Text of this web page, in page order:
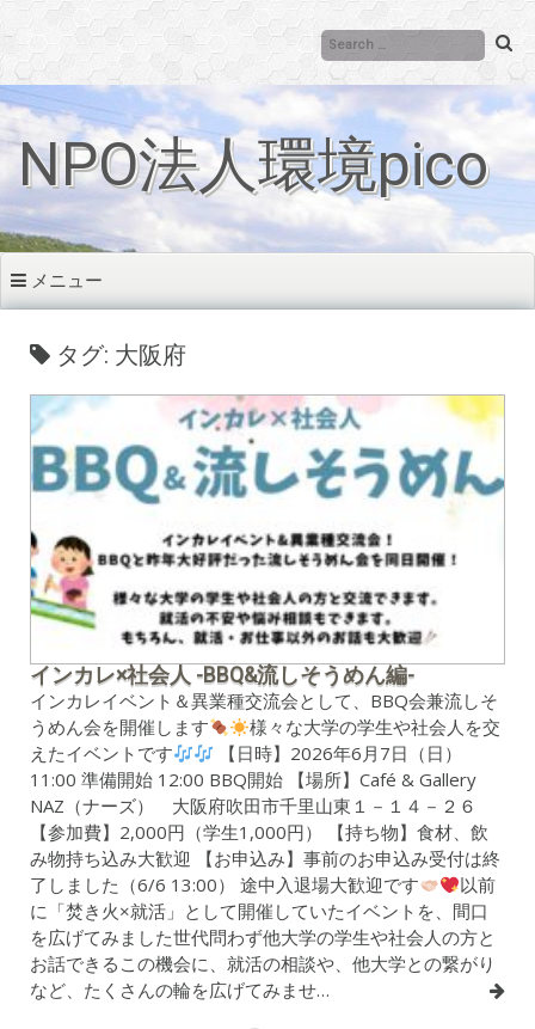
ン
ン
へNPO法人環境pico
メニュー
タグ: 大阪府
インカレ×社会人 -BBQ&流しそうめん編-
インカレイベント＆異業種交流会として、BBQ会兼流しそ
うめん会を開催します
様々な大学の学生や社会人を交
えたイベントです
【日時】2026年6月7日（日）
11:00 準備開始 12:00 BBQ開始 【場所】Café & Gallery
NAZ（ナーズ） 大阪府吹田市千里山東１－１４－２６
【参加費】2,000円（学生1,000円） 【持ち物】食材、飲
み物持ち込み大歓迎 【お申込み】事前のお申込み受付は終
了しました（6/6 13:00） 途中入退場大歓迎です
以前
に「焚き火×就活」として開催していたイベントを、間口
を広げてみました世代問わず他大学の学生や社会人の方と
お話できるこの機会に、就活の相談や、他大学との繋がり
など、たくさんの輪を広げてみませ…